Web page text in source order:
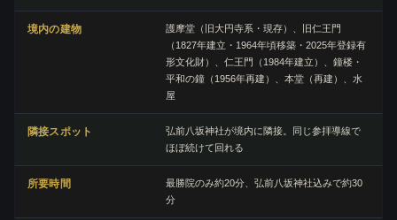
境内の建物
護摩堂（旧大円寺系・現存）、旧仁王門
（1827年建立・1964年頃移築・2025年登録有
形文化財）、仁王門（1984年建立）、鐘楼・
平和の鐘（1956年再建）、本堂（再建）、水
屋
隣接スポット
弘前八坂神社が境内に隣接。同じ参拝導線で
ほぼ続けて回れる
所要時間
最勝院のみ約20分、弘前八坂神社込みで約30
分